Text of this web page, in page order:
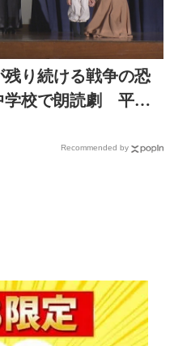
り続ける戦争の恐
学校で朗読劇 平和
Recommended by